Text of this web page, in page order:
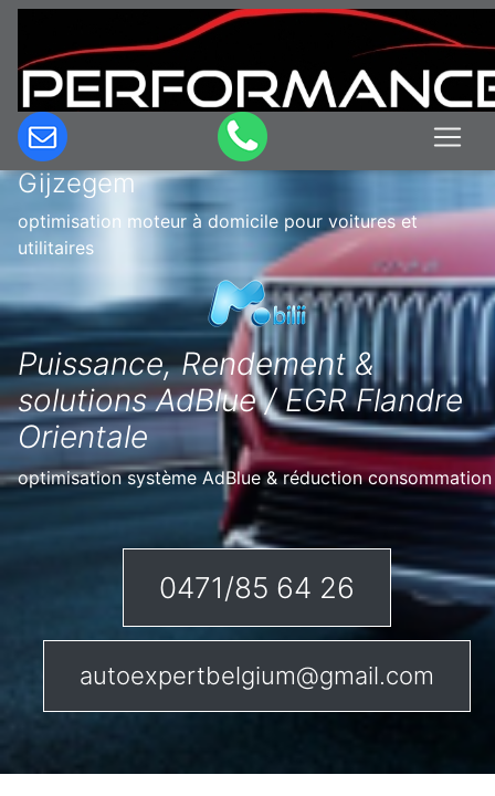
Optimisation & Reprogrammation
moteur à domicile en Belgique à
Gijzegem
optimisation moteur à domicile pour voitures et
utilitaires
Puissance, Rendement &
solutions AdBlue / EGR Flandre
Orientale
optimisation système AdBlue & réduction consommation
0471/85 64 26
autoexpertbelgium@gmail.com